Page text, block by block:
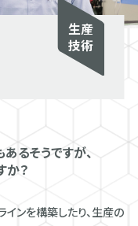
生産
技術
るそうですが、
か？
ンを構築したり、生産の